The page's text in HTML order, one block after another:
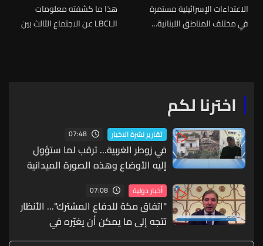
الاعتداءات الإسرائيلية مستمرة
في مختلف المناطق اللبنانية…
هذا ما كشفته معلومات
الـLBCI عن الاجتماع الثالث بين
اخترنا لكم
تقارير نشرة الاخبار 07:48
في زوطر الغربية... ترقب لما ستؤول
إليه الأوضاع وهذه الصورة الميدانية
أخبار دولية 07:08
"اتفاق مكة للدفاع المشترك"... الأنظار
تتجه إلى ما يمكن أن يغيّره في
معادلات الأمن الإقليمي